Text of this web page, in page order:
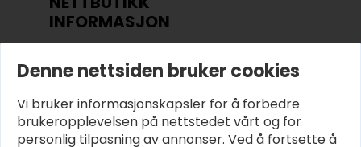
INFORMASJON
OM OSS
KJØPSVILKÅR OG BETINGELSER
PERSONVERN
Denne nettsiden bruker cookies
Vi bruker informasjonskapsler for å forbedre
brukeropplevelsen på nettstedet vårt og for
personlig tilpasning av annonser. Ved å fortsette å